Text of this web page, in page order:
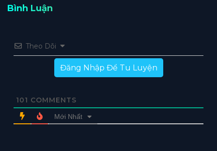
Bình Luận
Theo Dõi
Đăng Nhập Để Tu Luyện
101 COMMENTS
Mới Nhất